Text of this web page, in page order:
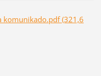
komunikado.pdf (321,6